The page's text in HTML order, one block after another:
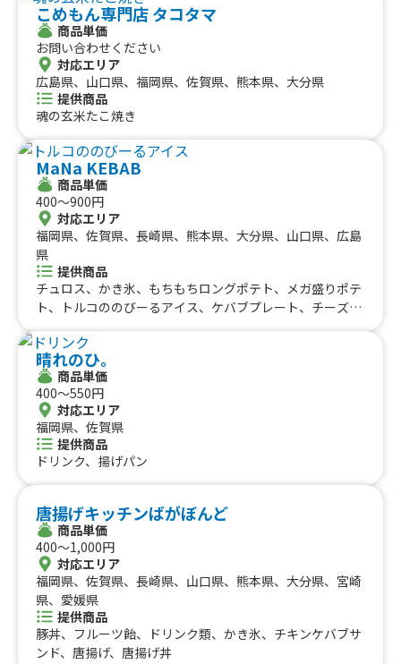
こめもん専門店 タコタマ
商品単価
お問い合わせください
対応エリア
広島県、山口県、福岡県、佐賀県、熊本県、大分県
提供商品
魂の玄米たこ焼き
MaNa KEBAB
商品単価
400〜900円
対応エリア
福岡県、佐賀県、長崎県、熊本県、大分県、山口県、広島
県
提供商品
チュロス、かき氷、もちもちロングポテト、メガ盛りポテ
ト、トルコののびーるアイス、ケバブプレート、チーズケ
晴れのひ。
商品単価
400〜550円
対応エリア
福岡県、佐賀県
提供商品
ドリンク、揚げパン
唐揚げキッチンばがぼんど
商品単価
400〜1,000円
対応エリア
福岡県、佐賀県、長崎県、山口県、熊本県、大分県、宮崎
県、愛媛県
提供商品
豚丼、フルーツ飴、ドリンク類、かき氷、チキンケバブサ
ンド、唐揚げ、唐揚げ丼